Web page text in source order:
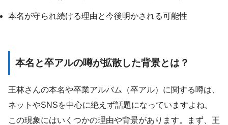
本名が守られ続ける理由と今後明かされる可能性
本名と卒アルの噂が拡散した背景とは？
王林さんの本名や卒業アルバム（卒アル）に関する噂は、
ネットやSNSを中心に絶えず話題になっていますよね。
この現象にはいくつかの理由や背景があります。まず、王